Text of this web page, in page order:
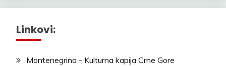
Linkovi:
Montenegrina - Kulturna kapija Crne Gore